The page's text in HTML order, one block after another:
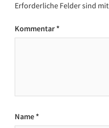
Erforderliche Felder sind mit
Kommentar *
Name *